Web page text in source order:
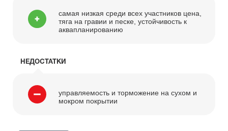
самая низкая среди всех участников цена,
тяга на гравии и песке, устойчивость к
аквапланированию
НЕДОСТАТКИ
управляемость и торможение на сухом и
мокром покрытии